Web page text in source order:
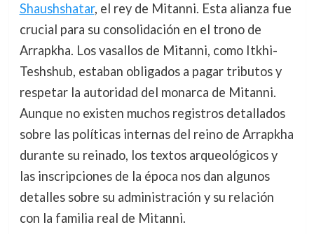
Shaushshatar, el rey de Mitanni. Esta alianza fue
crucial para su consolidación en el trono de
Arrapkha. Los vasallos de Mitanni, como Itkhi-
Teshshub, estaban obligados a pagar tributos y
respetar la autoridad del monarca de Mitanni.
Aunque no existen muchos registros detallados
sobre las políticas internas del reino de Arrapkha
durante su reinado, los textos arqueológicos y
las inscripciones de la época nos dan algunos
detalles sobre su administración y su relación
con la familia real de Mitanni.